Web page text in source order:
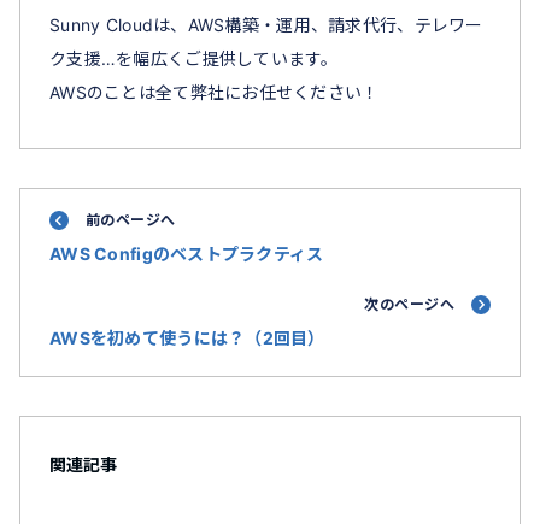
Sunny Cloudは、AWS構築・運用、請求代行、テレワー
ク支援…を幅広くご提供しています。
AWSのことは全て弊社にお任せください！
前のページへ
AWS Configのベストプラクティス
次のページへ
AWSを初めて使うには？（2回目）
関連記事